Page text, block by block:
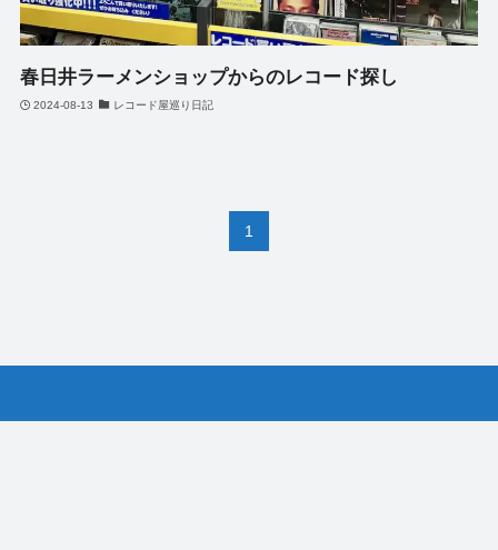
春日井ラーメンショップからのレコード探し
2024-08-13 レコード屋巡り日記
1